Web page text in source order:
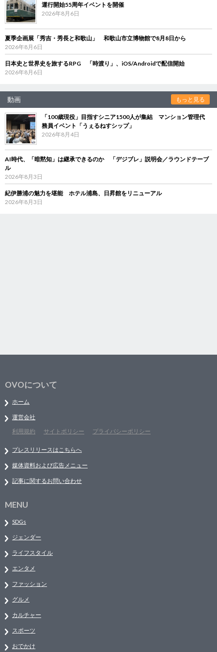
運行開始55周年イベントを開催
2026年8月6日
夏季企画展「秀吉・秀長と和歌山」 和歌山市立博物館で8月8日から
2026年8月6日
日本史と世界史を旅するRPG 「時渡り」、iOS/Androidで配信開始
2026年8月6日
動画 もっと見る
「100歳現役」目指すシニア1500人が集結 マンション管理代
務員イベント「うぇるねすシップ」
2026年8月4日
AI時代、「暗黙知」は継承できるのか 「デジブレ」説明会／ラウンドテーブ
ル
2026年8月3日
紀伊勝浦の魅力を堪能 ホテル浦島、日昇館をリニューアル
2026年8月3日
OVOについて
ホーム
運営会社
利用規約
サイトポリシー プライバシーポリシー
プレスリリースはこちらへ
媒体資料および広告メニュー
記事に関するお問い合わせ
MENU
SDGs
ジェンダー
ライフスタイル
エンタメ
ファッション
グルメ
カルチャー
スポーツ
おでかけ